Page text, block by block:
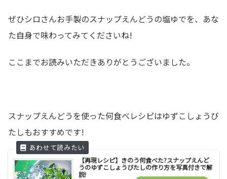
ぜひシロさんお手製のスナップえんどうの塩ゆでを、あな
た自身で味わってみてくださいね!
ここまでお読みいただきありがとうございました。
スナップえんどうを使った何食べレシピはゆずこしょうび
たしもおすすめです!
【再現レシピ】きのう何食べた?スナップえんど
うのゆずこしょうびたしの作り方を写真付きで解
説!